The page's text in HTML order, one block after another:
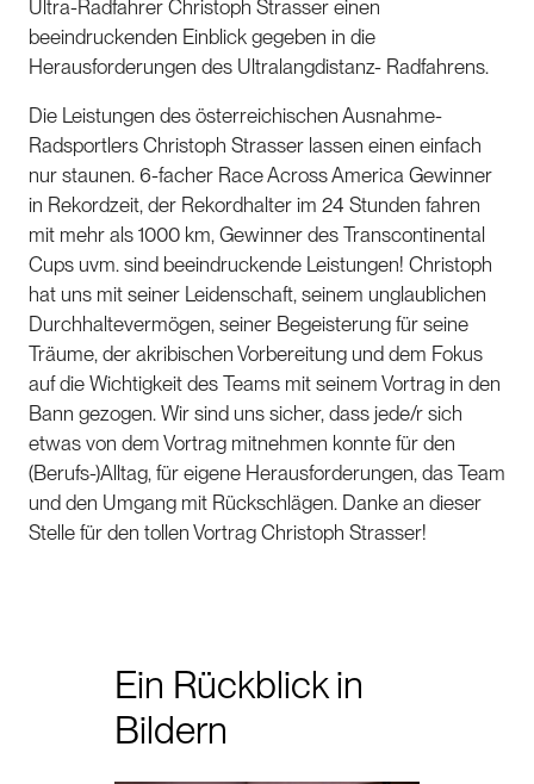
Ultra-Radfahrer Christoph Strasser einen
beeindruckenden Einblick gegeben in die
Herausforderungen des Ultralangdistanz- Radfahrens.
Die Leistungen des österreichischen Ausnahme-
Radsportlers Christoph Strasser lassen einen einfach
nur staunen. 6-facher Race Across America Gewinner
in Rekordzeit, der Rekordhalter im 24 Stunden fahren
mit mehr als 1000 km, Gewinner des Transcontinental
Cups uvm. sind beeindruckende Leistungen! Christoph
hat uns mit seiner Leidenschaft, seinem unglaublichen
Durchhaltevermögen, seiner Begeisterung für seine
Träume, der akribischen Vorbereitung und dem Fokus
auf die Wichtigkeit des Teams mit seinem Vortrag in den
Bann gezogen. Wir sind uns sicher, dass jede/r sich
etwas von dem Vortrag mitnehmen konnte für den
(Berufs-)Alltag, für eigene Herausforderungen, das Team
und den Umgang mit Rückschlägen. Danke an dieser
Stelle für den tollen Vortrag Christoph Strasser!
Ein Rückblick in
Bildern